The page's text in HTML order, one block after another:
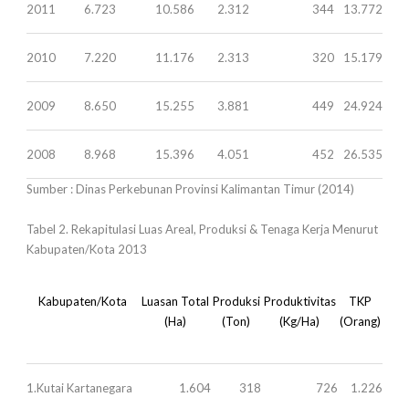
2011 6.723 10.586 2.312 344 13.772
2010 7.220 11.176 2.313 320 15.179
2009 8.650 15.255 3.881 449 24.924
2008 8.968 15.396 4.051 452 26.535
Sumber : Dinas Perkebunan Provinsi Kalimantan Timur (2014)
Tabel 2. Rekapitulasi Luas Areal, Produksi & Tenaga Kerja Menurut
Kabupaten/Kota 2013
Kabupaten/Kota
Luasan Total
(Ha)
Produksi
(Ton)
Produktivitas
(Kg/Ha)
TKP
(Orang)
1.Kutai Kartanegara 1.604 318 726 1.226